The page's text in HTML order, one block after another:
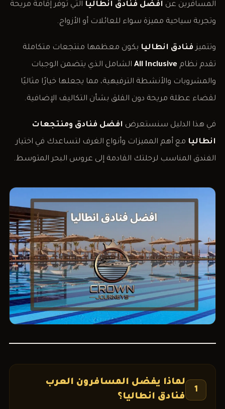
المسافرين عن افضل فنادق انطاليا التي توفر إقامة مريحة
وتجربة سياحية مميزة سواء للعائلات أو الأزواج.
وتتميز فنادق انطاليا بكون معظمها منتجعات متكاملة
تقدم نظام All Inclusive الشامل الذي يتضمن الوجبات
والمشروبات والأنشطة الترفيهية، مما يجعلها خيارًا مثاليًا
لقضاء عطلة مريحة دون القلق بشأن التكاليف الإضافية.
في هذا الدليل سنستعرض افضل فنادق ومنتجعات
انطاليا مع أهم المميزات وأنواع الغرف لتساعدك في اختيار
الفندق المناسب لرحلتك القادمة إلى عروس البحر المتوسط.
1
لماذا يفضل المسافرون العرب
فنادق انطاليا؟